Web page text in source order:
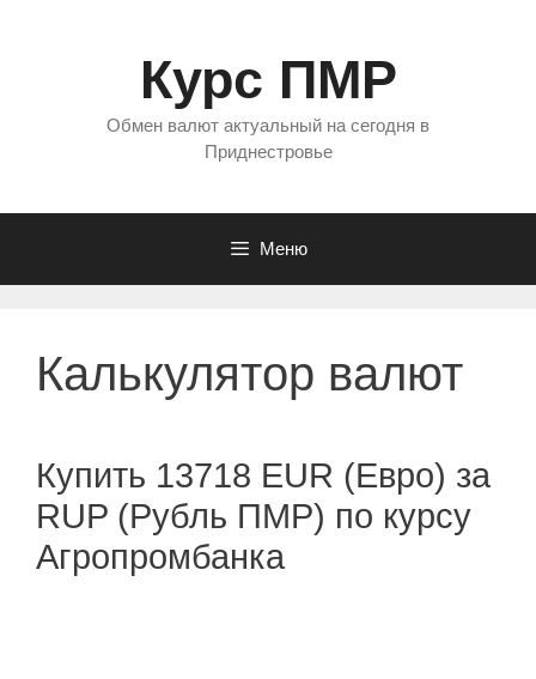
Курс ПМР
Обмен валют актуальный на сегодня в
Приднестровье
Меню
Калькулятор валют
Купить 13718 EUR (Евро) за
RUP (Рубль ПМР) по курсу
Агропромбанка